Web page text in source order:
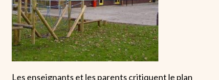
Les enseignants et les parents critiquent le plan